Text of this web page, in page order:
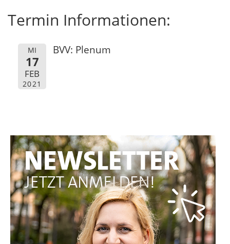
Termin Informationen:
MI
17
FEB
2021
BVV: Plenum